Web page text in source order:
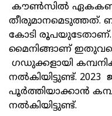
കൗണ്‍സില്‍
തീരുമാനമെടുത്തത്.
കോടി
മൈനിങ്ങാണ്
ഗഡുക്കളായി
നല്‍കിയിട്ടുണ്ട്.
പൂര്‍ത്തിയാക്കാന്‍
നല്‍കിയിട്ടുണ്ട്.